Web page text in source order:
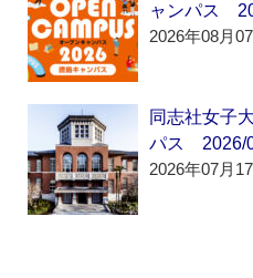
ャンパス
2026年08月
同志社女子
パス 2026/
2026年07月